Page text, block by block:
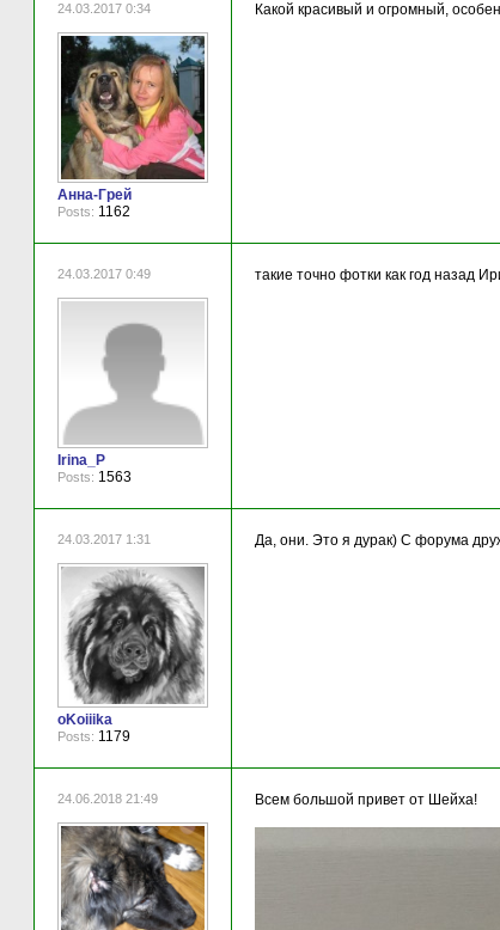
24.03.2017 0:34
Анна-Грей
Posts: 1162
Какой красивый и огромный,
24.03.2017 0:49
Irina_P
Posts: 1563
такие точно фотки как год назад
24.03.2017 1:31
oKoiiika
Posts: 1179
Да, они. Это я дурак) С форума
24.06.2018 21:49 Всем большой привет от Шейха!